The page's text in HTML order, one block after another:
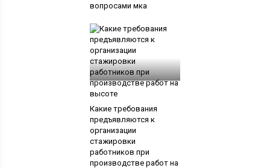
вопросами мка
Какие требования
предъявляются к
организации
стажировки
работников при
производстве работ на